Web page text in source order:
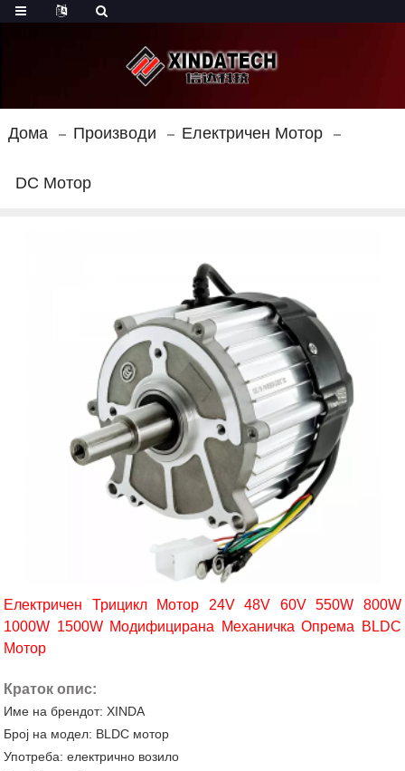
Дома Производи Електричен Мотор
DC Мотор
Електричен Трицикл Мотор 24V 48V 60V 550W 800W
1000W 1500W Модифицирана Механичка Опрема BLDC
Мотор
Краток опис:
Име на брендот: XINDA
Број на модел: BLDC мотор
Употреба: електрично возило